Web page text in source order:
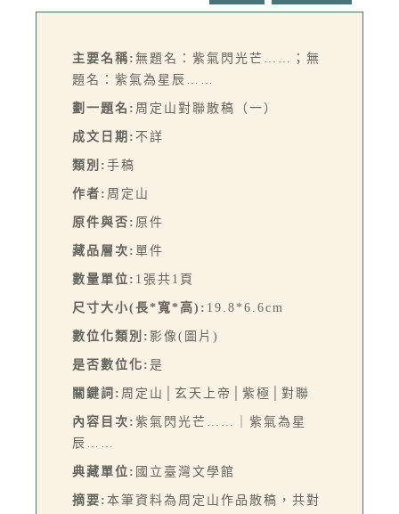
主要名稱: 無題名：紫氣閃光芒……；無
題名：紫氣為星辰……
劃一題名: 周定山對聯散稿（一）
成文日期: 不詳
類別: 手稿
作者: 周定山
原件與否: 原件
藏品層次: 單件
數量單位: 1張共1頁
尺寸大小(長*寬*高): 19.8*6.6cm
數位化類別: 影像(圖片)
是否數位化: 是
關鍵詞: 周定山│玄天上帝│紫極│對聯
內容目次: 紫氣閃光芒……｜紫氣為星
辰……
典藏單位: 國立臺灣文學館
摘要: 本筆資料為周定山作品散稿，共對